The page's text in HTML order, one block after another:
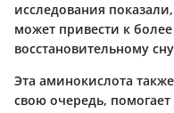
исследования
может привести к
восстановительному
Эта аминокислота
свою очередь,